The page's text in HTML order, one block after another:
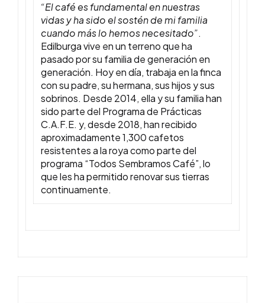
“El café es fundamental en nuestras
vidas y ha sido el sostén de mi familia
cuando más lo hemos necesitado”.
Edilburga vive en un terreno que ha
pasado por su familia de generación en
generación. Hoy en día, trabaja en la finca
con su padre, su hermana, sus hijos y sus
sobrinos. Desde 2014, ella y su familia han
sido parte del Programa de Prácticas
C.A.F.E. y, desde 2018, han recibido
aproximadamente 1,300 cafetos
resistentes a la roya como parte del
programa “Todos Sembramos Café”, lo
que les ha permitido renovar sus tierras
continuamente.